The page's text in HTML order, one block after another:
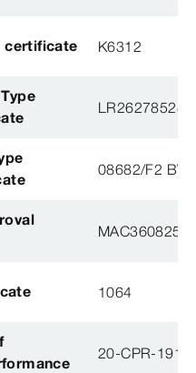
certificate K6312
08682/F2 BV
1064
20-CPR-191-